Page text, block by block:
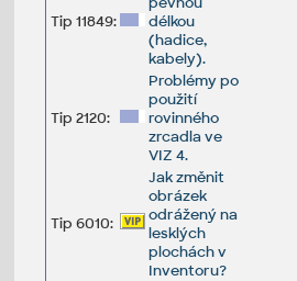
Tip 11849:
délkou
(hadice,
kabely).
Tip 2120:
Problémy po
použití
rovinného
zrcadla ve
VIZ 4.
Tip 6010:
Jak změnit
obrázek
odrážený na
lesklých
plochách v
Inventoru?